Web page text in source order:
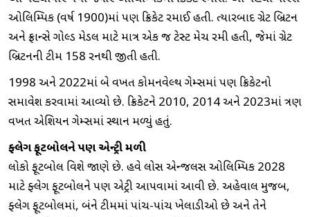
ઓલિમ્પિક (વર્ષ 1900)માં પણ ક્રિકેટ રમાઈ હતી. ત્યારબાદ ગ્રેટ બ્રિટન
અને ફ્રાન્સે ગોલ્ડ મેડલ માટે માત્ર એક જ ટેસ્ટ મેચ રમી હતી, જેમાં ગ્રેટ
બ્રિટનની ટીમ 158 રનથી જીતી હતી.
1998 અને 2022માં બે વખત કોમનવેલ્થ ગેમ્સમાં પણ ક્રિકેટનો
સમાવેશ કરવામાં આવ્યો છે. ક્રિકેટને 2010, 2014 અને 2023માં ત્રણ
વખત એશિયન ગેમ્સમાં સ્થાન મળ્યું હતું.
ફ્લેગ ફૂટબોલને પણ એન્ટ્રી મળી
લોકો ફૂટબોલ વિશે જાણે છે. હવે લોસ એન્જલસ ઓલિમ્પિક 2028
માટે ફ્લેગ ફૂટબોલને પણ એન્ટ્રી આપવામાં આવી છે. અહેવાલ મુજબ,
ફ્લેગ ફૂટબોલમાં, બંને ટીમમાં પાંચ-પાંચ ખેલાડીઓ છે અને તેને